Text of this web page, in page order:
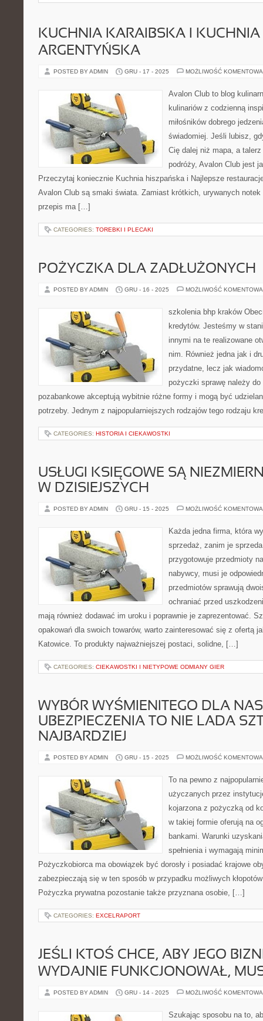
KUCHNIA KARAIBSKA I KUCHNIA
ARGENTYŃSKA
POSTED BY ADMIN GRU - 17 - 2025 MOŻLIWOŚĆ
Avalon Club to blog
kulinariów z codzienną
miłośników dobrego
świadomiej. Jeśli lubisz,
Cię dalej niż mapa, a
podróży, Avalon Club jest
Przeczytaj koniecznie Kuchnia hiszpańska i Najlepsze
Avalon Club są smaki świata. Zamiast krótkich, urywanych
przepis ma […]
CATEGORIES: TOREBKI I PLECAKI
POŻYCZKA DLA ZADŁUŻONYCH
POSTED BY ADMIN GRU - 16 - 2025 MOŻLIWOŚĆ
szkolenia bhp kraków
kredytów. Jesteśmy w
innymi na te realizowane
nim. Również jedna jak i
przydatne, lecz jak
pożyczki sprawę należy
pozabankowe akceptują wybitnie różne formy i mogą być
potrzeby. Jednym z najpopularniejszych rodzajów tego rodzaju
CATEGORIES: HISTORIA I CIEKAWOSTKI
USŁUGI KSIĘGOWE SĄ
W DZISIEJSZYCH
POSTED BY ADMIN GRU - 15 - 2025 MOŻLIWOŚĆ
Każda jedna firma, która
sprzedaż, zanim je
przygotowuje przedmioty
nabywcy, musi je
przedmiotów sprawują
ochraniać przed
mają również dodawać im uroku i poprawnie je zaprezentować.
opakowań dla swoich towarów, warto zainteresować się z ofertą
Katowice. To produkty najważniejszej postaci, solidne, […]
CATEGORIES: CIEKAWOSTKI I NIETYPOWE ODMIANY GIER
WYBÓR WYŚMIENITEGO DLA NAS
UBEZPIECZENIA TO NIE LADA
NAJBARDZIEJ
POSTED BY ADMIN GRU - 15 - 2025 MOŻLIWOŚĆ
To na pewno z
użyczanych przez
kojarzona z pożyczką od
w takiej formie oferują na
bankami. Warunki
spełnienia i wymagają
Pożyczkobiorca ma obowiązek być dorosły i posiadać krajowe
zabezpieczają się w ten sposób w przypadku możliwych
Pożyczka prywatna pozostanie także przyznana osobie, […]
CATEGORIES: EXCELRAPORT
JEŚLI KTOŚ CHCE, ABY JEGO
WYDAJNIE FUNKCJONOWAŁ,
POSTED BY ADMIN GRU - 14 - 2025 MOŻLIWOŚĆ
Szukając sposobu na to,